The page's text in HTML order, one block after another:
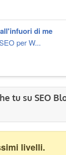
di me
per W...
tu su SEO
livelli.